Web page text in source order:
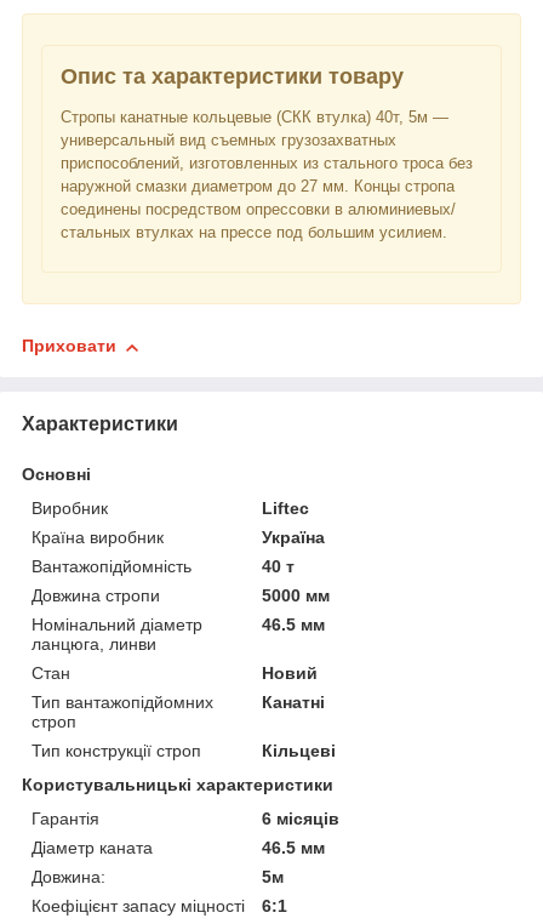
Опис та характеристики товару
Стропы канатные кольцевые (СКК втулка) 40т, 5м —
универсальный вид съемных грузозахватных
приспособлений, изготовленных из стального троса без
наружной смазки диаметром до 27 мм. Концы стропа
соединены посредством опрессовки в алюминиевых/
стальных втулках на прессе под большим усилием.
Приховати
Характеристики
Основні
Виробник
Liftec
Країна виробник
Україна
Вантажопідйомність
40 т
Довжина стропи
5000 мм
Номінальний діаметр
ланцюга, линви
46.5 мм
Стан
Новий
Тип вантажопідйомних
строп
Канатні
Тип конструкції строп
Кільцеві
Користувальницькі характеристики
Гарантія
6 місяців
Діаметр каната
46.5 мм
Довжина:
5м
Коефіцієнт запасу міцності
6:1